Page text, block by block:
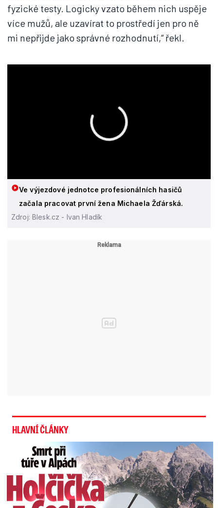
fyzické testy. Logicky vzato během nich uspěje
více mužů, ale uzavírat to prostředí jen pro ně
mi nepřijde jako správné rozhodnutí,“ řekl.
Ve výjezdové jednotce profesionálních hasičů
začala pracovat první žena Michaela Žďárská.
Zdroj: Blesk.cz - Ivan Hladík
HLAVNÍ ČLÁNKY
Smrt Češky v Alpách: Zemřela při túře s rodiči